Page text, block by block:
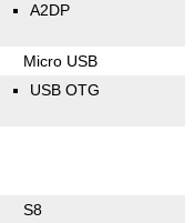
A2DP
Micro USB
USB OTG
S8